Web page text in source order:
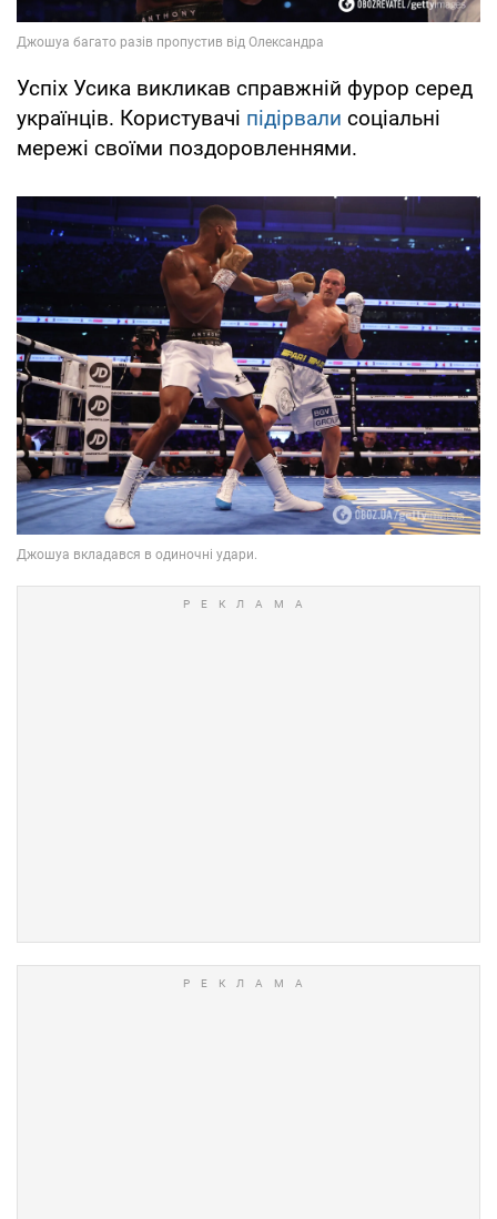
Успіх Усика викликав справжній фурор серед
українців. Користувачі підірвали соціальні
мережі своїми поздоровленнями.